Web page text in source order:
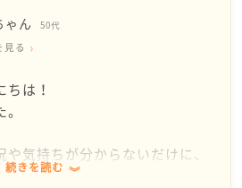
の事ばかり考えて、日々を過ご
ごしたり趣味に費やしたり
して過ごしてみてください。
向きになった後も揺り戻しがあ
必要です。
を励ましたりはしない方がい
っている状態ですので他愛の
戻して差し上げられるいい刺
に連絡をしてみてください。
ゃん 50代
見る
は！
気持ちが分からないだけに、
ろと考えてしまわれているよう
続きを読む